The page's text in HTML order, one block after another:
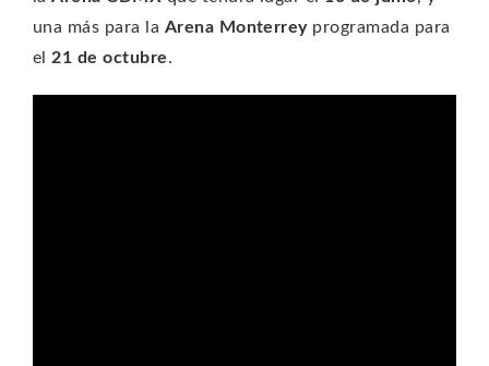
una más para la Arena Monterreyprogramada para
el 21 de octubre.